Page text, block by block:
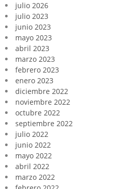
julio 2026
julio 2023
junio 2023
mayo 2023
abril 2023
marzo 2023
febrero 2023
enero 2023
diciembre 2022
noviembre 2022
octubre 2022
septiembre 2022
julio 2022
junio 2022
mayo 2022
abril 2022
marzo 2022